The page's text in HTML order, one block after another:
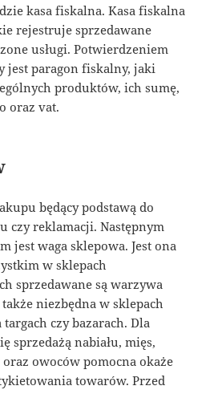
kasa fiskalna. Kasa fiskalna
rejestruje sprzedawane
usługi. Potwierdzeniem
jest paragon fiskalny, jaki
produktów, ich sumę,
oraz vat.
będący podstawą do
czy reklamacji. Następnym
jest waga sklepowa. Jest ona
w sklepach
sprzedawane są warzywa
niezbędna w sklepach
czy bazarach. Dla
sprzedażą nabiału, mięs,
owoców pomocna okaże
towarów. Przed